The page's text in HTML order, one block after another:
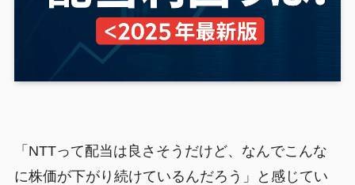
「NTTって配当は良さそうだけど、なんでこんな
に株価が下がり続けているんだろう」と感じてい